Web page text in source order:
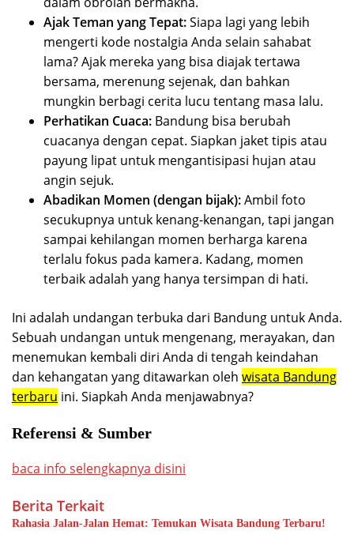
Ajak Teman yang Tepat:Siapa lagi yang lebih
mengerti kode nostalgia Anda selain sahabat
lama? Ajak mereka yang bisa diajak tertawa
bersama, merenung sejenak, dan bahkan
mungkin berbagi cerita lucu tentang masa lalu.
Perhatikan Cuaca: Bandung bisa berubah
cuacanya dengan cepat. Siapkan jaket tipis atau
payung lipat untuk mengantisipasi hujan atau
angin sejuk.
Abadikan Momen (dengan bijak):Ambil foto
secukupnya untuk kenang-kenangan, tapi jangan
sampai kehilangan momen berharga karena
terlalu fokus pada kamera. Kadang, momen
terbaik adalah yang hanya tersimpan di hati.
Ini adalah undangan terbuka dari Bandung untuk Anda.
Sebuah undangan untuk mengenang, merayakan, dan
menemukan kembali diri Anda di tengah keindahan
dan kehangatan yang ditawarkan oleh wisata Bandung
terbaru ini. Siapkah Anda menjawabnya?
Referensi & Sumber
baca info selengkapnya disini
Berita Terkait
Rahasia Jalan-Jalan Hemat: Temukan Wisata Bandung Terbaru!